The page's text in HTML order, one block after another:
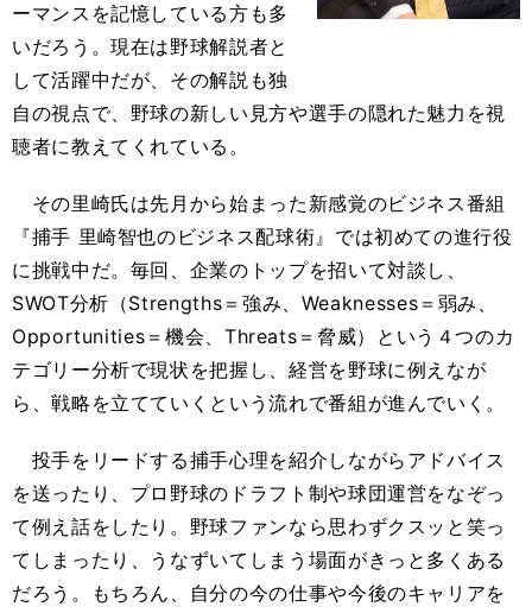
ーマンスを記憶している方も多
いだろう。現在は野球解説者と
して活躍中だが、その解説も独
自の視点で、野球の新しい見方や選手の隠れた魅力を視
聴者に教えてくれている。
その里崎氏は先月から始まった新感覚のビジネス番組
『捕手 里崎智也のビジネス配球術』では初めての進行役
に挑戦中だ。毎回、企業のトップを招いて対談し、
SWOT分析（Strengths＝強み、Weaknesses＝弱み、
Opportunities＝機会、Threats＝脅威）という４つのカ
テゴリー分析で現状を把握し、経営を野球に例えなが
ら、戦略を立てていくという流れで番組が進んでいく。
投手をリードする捕手心理を紹介しながらアドバイス
を送ったり、プロ野球のドラフト制や球団運営をなぞっ
て例え話をしたり。野球ファンなら思わずクスッと笑っ
てしまったり、うなずいてしまう場面がきっと多くある
だろう。もちろん、自分の今の仕事や今後のキャリアを